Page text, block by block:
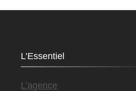
L’Essentiel
L’agence